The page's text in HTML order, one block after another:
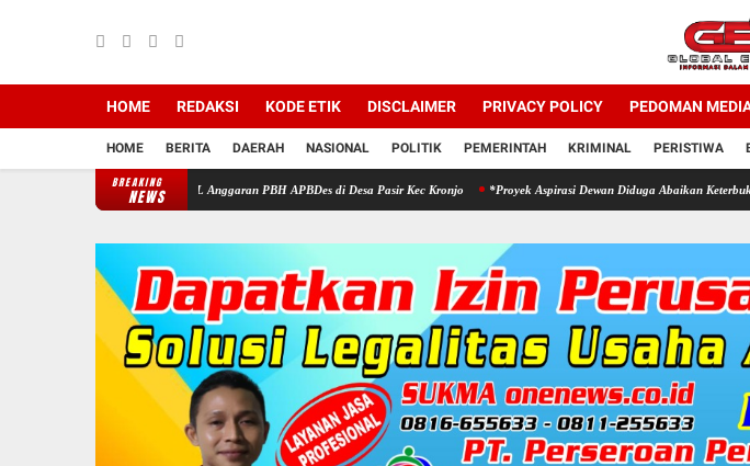
HOME REDAKSI KODE ETIK DISCLAIMER PRIVACY POLICY PEDOMAN
HOME BERITA DAERAH NASIONAL POLITIK PEMERINTAH KRIMINAL PERISTIWA
BREAKING
NEWS
Proyek SPAL Anggaran PBH APBDes di Desa Pasir Kec Kronjo *Proyek Aspirasi Dewan Diduga Abaikan Keterbukaan